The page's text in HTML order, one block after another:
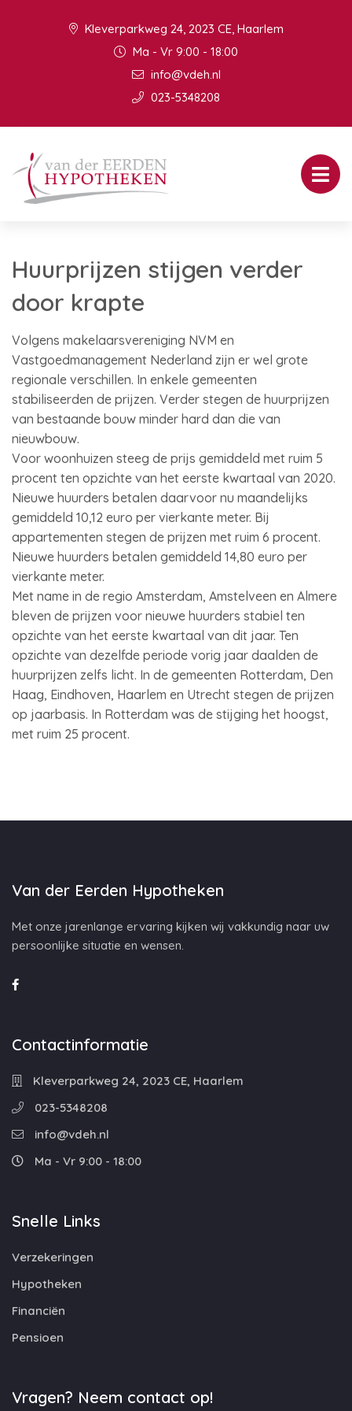
Kleverparkweg 24, 2023 CE, Haarlem
Ma - Vr 9:00 - 18:00
info@vdeh.nl
023-5348208
Huurprijzen stijgen verder
door krapte
Volgens makelaarsvereniging NVM en
Vastgoedmanagement Nederland zijn er wel grote
regionale verschillen. In enkele gemeenten
stabiliseerden de prijzen. Verder stegen de huurprijzen
van bestaande bouw minder hard dan die van
nieuwbouw.
Voor woonhuizen steeg de prijs gemiddeld met ruim 5
procent ten opzichte van het eerste kwartaal van 2020.
Nieuwe huurders betalen daarvoor nu maandelijks
gemiddeld 10,12 euro per vierkante meter. Bij
appartementen stegen de prijzen met ruim 6 procent.
Nieuwe huurders betalen gemiddeld 14,80 euro per
vierkante meter.
Met name in de regio Amsterdam, Amstelveen en Almere
bleven de prijzen voor nieuwe huurders stabiel ten
opzichte van het eerste kwartaal van dit jaar. Ten
opzichte van dezelfde periode vorig jaar daalden de
huurprijzen zelfs licht. In de gemeenten Rotterdam, Den
Haag, Eindhoven, Haarlem en Utrecht stegen de prijzen
op jaarbasis. In Rotterdam was de stijging het hoogst,
met ruim 25 procent.
Van der Eerden Hypotheken
Met onze jarenlange ervaring kijken wij vakkundig naar uw
persoonlijke situatie en wensen.
Contactinformatie
Kleverparkweg 24, 2023 CE, Haarlem
023-5348208
info@vdeh.nl
Ma - Vr 9:00 - 18:00
Snelle Links
Verzekeringen
Hypotheken
Financiën
Pensioen
Vragen? Neem contact op!